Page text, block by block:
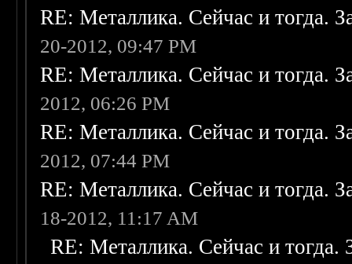
RE: Металлика. Сейчас и тогда.
20-2012, 09:47 PM
RE: Металлика. Сейчас и тогда.
2012, 06:26 PM
RE: Металлика. Сейчас и тогда.
2012, 07:44 PM
RE: Металлика. Сейчас и тогда.
18-2012, 11:17 AM
RE: Металлика. Сейчас и